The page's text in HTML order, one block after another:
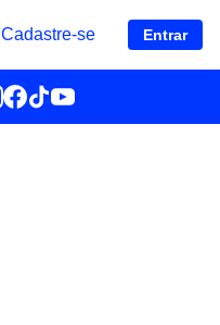
Cadastre-se Entrar